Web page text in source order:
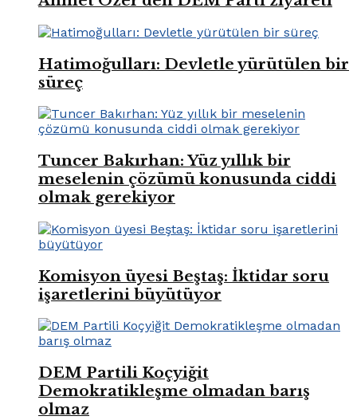
Hatimoğulları: Devletle yürütülen bir
süreç
Tuncer Bakırhan: Yüz yıllık bir
meselenin çözümü konusunda ciddi
olmak gerekiyor
Komisyon üyesi Beştaş: İktidar soru
işaretlerini büyütüyor
DEM Partili Koçyiğit
Demokratikleşme olmadan barış
olmaz